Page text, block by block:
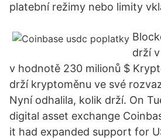
platební režimy nebo limity
drží
v hodnotě 230 milionů $
drží kryptoměnu ve své
Nyní odhalila, kolik drží. On
digital asset exchange
it had expanded support for